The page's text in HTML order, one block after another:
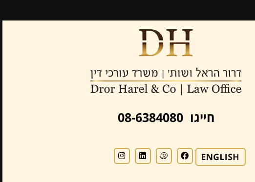
חייגו 08-6384080